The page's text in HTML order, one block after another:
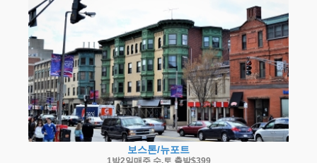
보스톤/뉴포트